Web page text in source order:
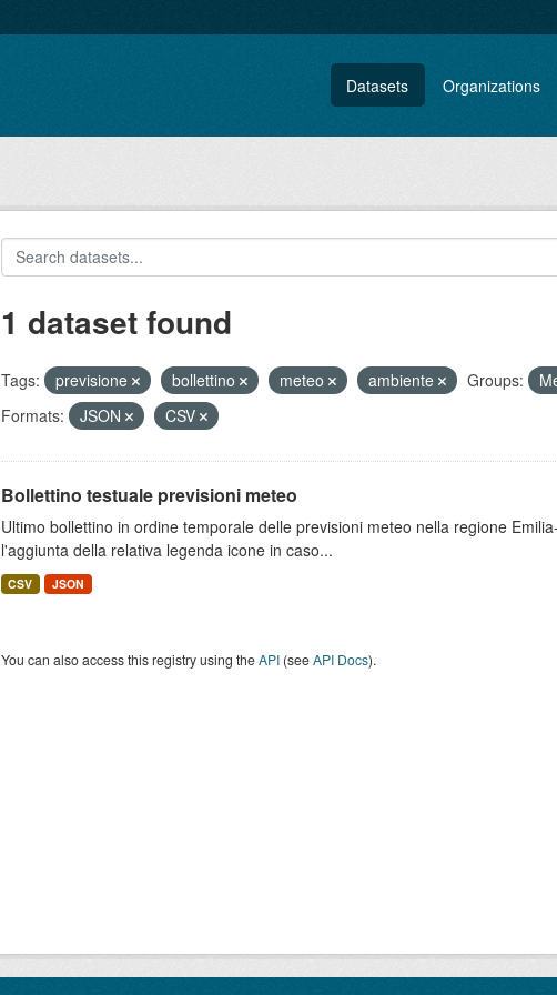
Datasets Organizations
1 dataset found
Tags: previsione bollettino meteo ambiente Groups:
Formats:
JSON CSV
Bollettino testuale previsioni meteo
Ultimo bollettino in ordine temporale delle previsioni meteo nella regione
l'aggiunta della relativa legenda icone in caso...
CSV JSON
You can also access this registry using theAPI(seeAPI Docs).